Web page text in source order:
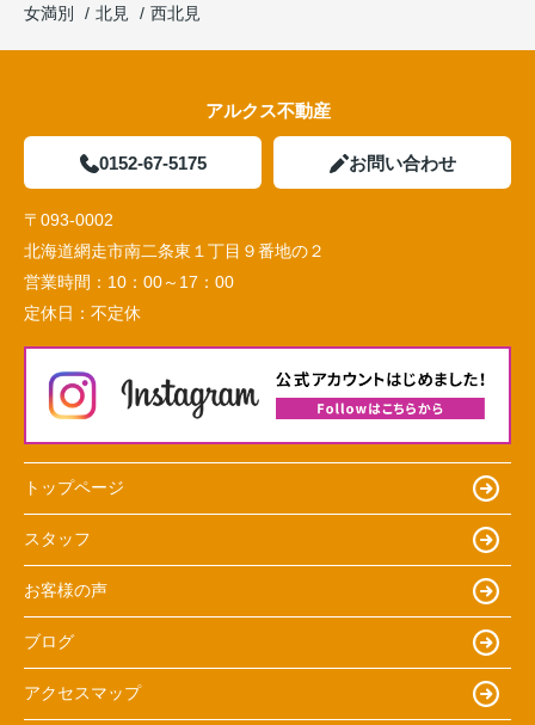
女満別
北見 西北見
アルクス不動産
0152-67-5175 お問い合わせ
〒093-0002
北海道網走市南二条東１丁目９番地の２
営業時間： 10：00～17：00
定休日： 不定休
トップページ
スタッフ
お客様の声
ブログ
アクセスマップ